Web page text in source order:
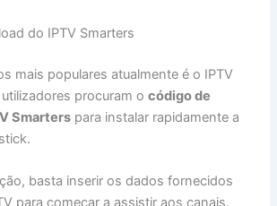
do IPTV Smarters
mais populares atualmente é o IPTV
procuram ocódigo de
Smarters para instalar rapidamente a
basta inserir os dados fornecidos
para começar a assistir aos canais.